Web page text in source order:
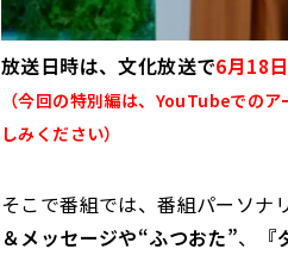
放送日時は、文化放送で6月18
（今回の特別編は、YouTubeでの
しみください）
そこで番組では、番組パーソナ
＆メッセージや“ふつおた”、